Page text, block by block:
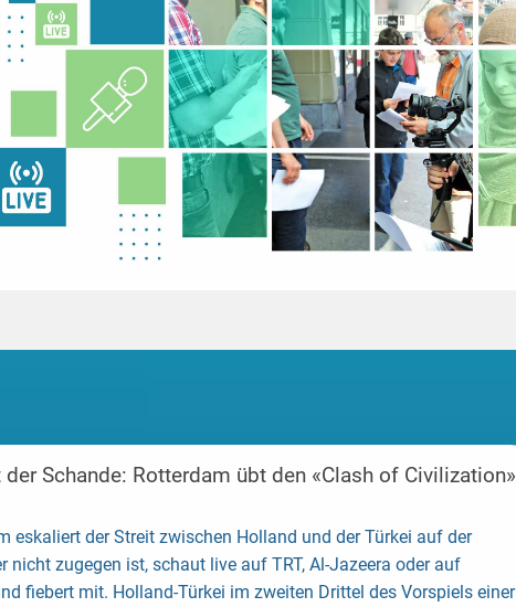
der Schande: Rotterdam übt den «Clash of Civilization»
eskaliert der Streit zwischen Holland und der Türkei auf der
nicht zugegen ist, schaut live auf TRT, Al-Jazeera oder auf
fiebert mit. Holland-Türkei im zweiten Drittel des Vorspiels einer